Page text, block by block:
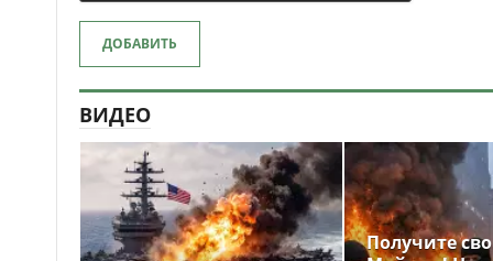
ДОБАВИТЬ
ВИДЕО
Получите